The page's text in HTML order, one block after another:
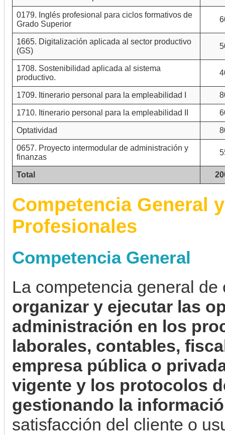
0179. Inglés profesional para ciclos formativos de
Grado Superior
1665. Digitalización aplicada al sector productivo
(GS)
1708. Sostenibilidad aplicada al sistema
productivo.
1709. Itinerario personal para la empleabilidad I
1710. Itinerario personal para la empleabilidad II
Optatividad
0657. Proyecto intermodular de administración y
finanzas
Total
Competencia General
Profesionales
Competencia General
La competencia general
organizar y ejecutar las
administración en los
laborales, contables,
empresa pública o
vigente y los protocolos
gestionando la
satisfacción del cliente o